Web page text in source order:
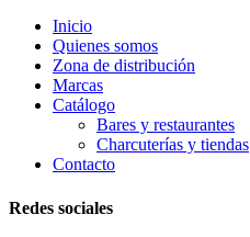
Inicio
Quienes somos
Zona de distribución
Marcas
Catálogo
Bares y restaurantes
Charcuterías y tiendas
Contacto
Redes sociales